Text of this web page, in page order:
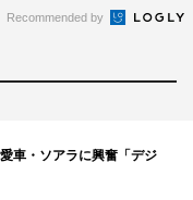
Recommended by
車・ソアラに興奮「デジ